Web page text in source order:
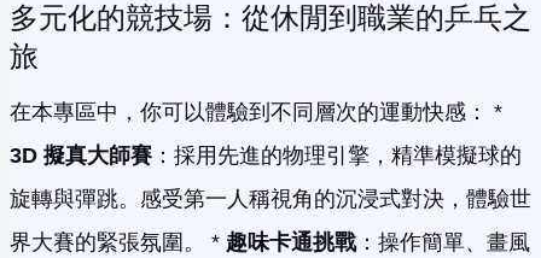
多元化的競技場：從休閒到職業的乒乓之
旅
在本專區中，你可以體驗到不同層次的運動快感： *
3D 擬真大師賽 ：採用先進的物理引擎，精準模擬球的
旋轉與彈跳。感受第一人稱視角的沉浸式對決，體驗世
界大賽的緊張氛圍。 * 趣味卡通挑戰：操作簡單、畫風